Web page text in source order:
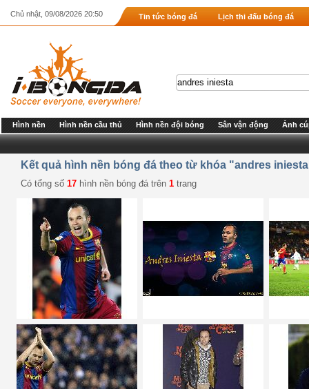
Chủ nhật, 09/08/2026 20:50 Tin tức bóng đá Lịch thi đấu bóng đá
Hình nền Hình nền cầu thủ Hình nền đội bóng Sân vận động Ảnh
Kết quả hình nền bóng đá theo từ khóa "andres
Có tổng số 17 hình nền bóng đá trên 1 trang